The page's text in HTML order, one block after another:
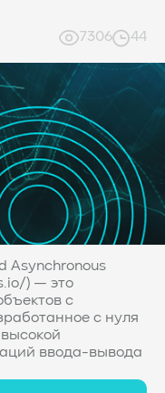
7306 44
Asynchronous
) — это
с
с нуля
ввода-вывода